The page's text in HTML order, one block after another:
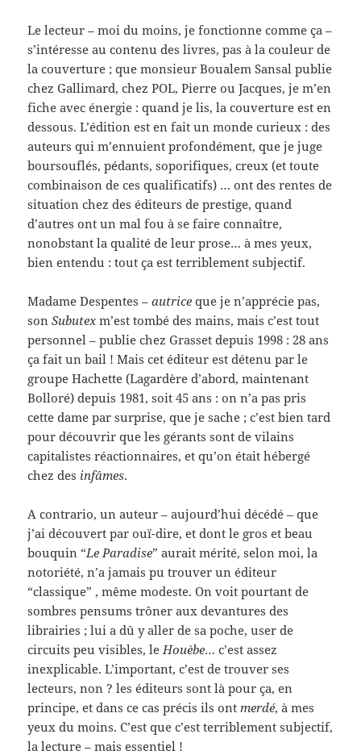
Le lecteur – moi du moins, je fonctionne comme ça –
s’intéresse au contenu des livres, pas à la couleur de
la couverture ; que monsieur Boualem Sansal publie
chez Gallimard, chez POL, Pierre ou Jacques, je m’en
fiche avec énergie : quand je lis, la couverture est en
dessous. L’édition est en fait un monde curieux : des
auteurs qui m’ennuient profondément, que je juge
boursouflés, pédants, soporifiques, creux (et toute
combinaison de ces qualificatifs) … ont des rentes de
situation chez des éditeurs de prestige, quand
d’autres ont un mal fou à se faire connaître,
nonobstant la qualité de leur prose… à mes yeux,
bien entendu : tout ça est terriblement subjectif.
Madame Despentes –autriceque je n’apprécie pas,
sonSubutexm’est tombé des mains, mais c’est tout
personnel – publie chez Grasset depuis 1998 : 28 ans
ça fait un bail ! Mais cet éditeur est détenu par le
groupe Hachette (Lagardère d’abord, maintenant
Bolloré) depuis 1981, soit 45 ans : on n’a pas pris
cette dame par surprise, que je sache ; c’est bien tard
pour découvrir que les gérants sont de vilains
capitalistes réactionnaires, et qu’on était hébergé
chez des infâmes.
A contrario, un auteur – aujourd’hui décédé – que
j’ai découvert par ouï-dire, et dont le gros et beau
bouquin “Le Paradise” aurait mérité, selon moi, la
notoriété, n’a jamais pu trouver un éditeur
“classique” , même modeste. On voit pourtant de
sombres pensums trôner aux devantures des
librairies ; lui a dû y aller de sa poche, user de
circuits peu visibles, leHouèbe… c’est assez
inexplicable. L’important, c’est de trouver ses
lecteurs, non ? les éditeurs sont là pour ça, en
principe, et dans ce cas précis ils ontmerdé, à mes
yeux du moins. C’est que c’est terriblement subjectif,
la lecture – mais essentiel !